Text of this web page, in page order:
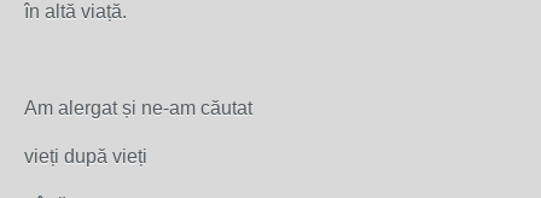
în altă viață.
Am alergat și ne-am căutat
vieți după vieți